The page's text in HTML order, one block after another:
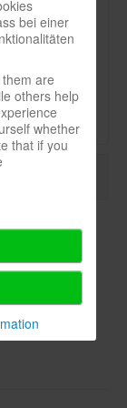
bei einer
are
others help
whether
that if you